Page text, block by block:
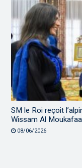
SM le Roi reçoit
Wissam Al
08/06/2026